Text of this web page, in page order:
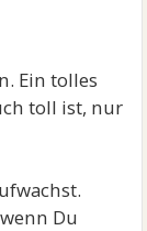
Ein tolles
toll ist, nur
Du